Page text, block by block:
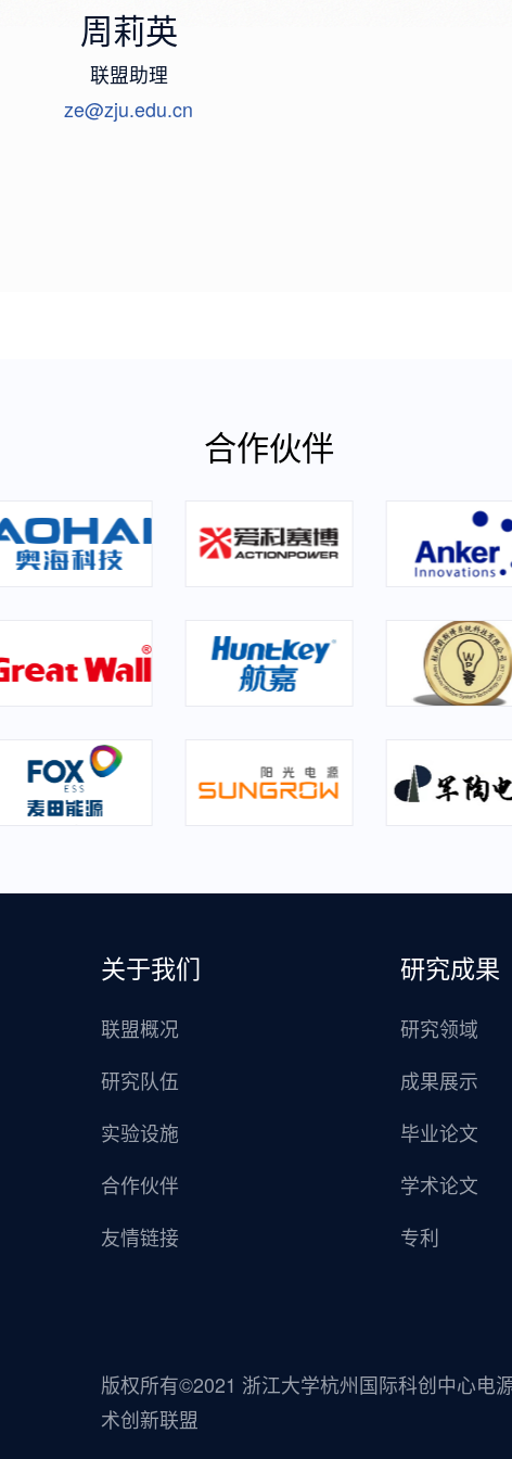
周莉英
联盟助理
ze@zju.edu.cn
合作伙伴
关于我们
联盟概况
研究队伍
实验设施
合作伙伴
友情链接
研究成果
研究领域
成果展示
毕业论文
学术论文
专利
版权所有©2021 浙江大学杭州国际科创中心电
术创新联盟